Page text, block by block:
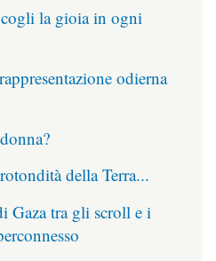
la gioia in ogni
odierna
della Terra...
Gaza tra gli scroll e i